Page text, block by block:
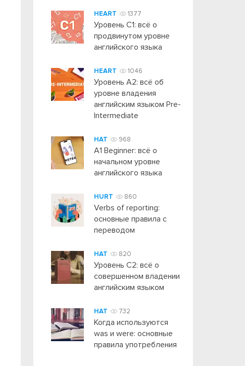
HEART 1377
Уровень C1: всё о
продвинутом уровне
английского языка
HEART 1046
Уровень А2: всё об
уровне владения
английским языком Pre-
Intermediate
HAT 968
A1 Beginner: всё о
начальном уровне
английского языка
HURT 860
Verbs of reporting:
основные правила с
переводом
HAT 820
Уровень C2: всё о
совершенном владении
английским языком
HAT 732
Когда используются
was и were: основные
правила употребления